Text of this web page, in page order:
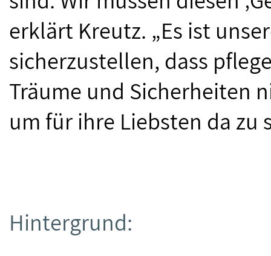
erklärt Kreutz. „Es ist
sicherzustellen, dass
Träume und Sicherheiten
um für ihre Liebsten da zu
Hintergrund: